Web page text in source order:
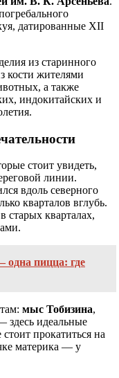
датированные XII
из старинного
кости жителями
а также
индокитайских и
стоит увидеть,
линии.
вдоль северного
кварталов вглубь.
старых кварталах,
одна пицца: где
мыс Тобизина,
здесь идеальные
прокатиться на
материка — у